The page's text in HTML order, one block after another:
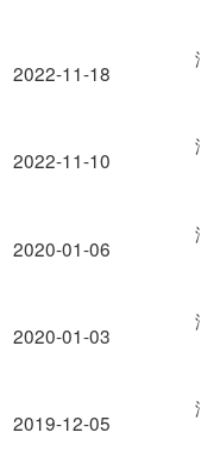
2022-11-18
2022-11-10
2020-01-06
2020-01-03
2019-12-05